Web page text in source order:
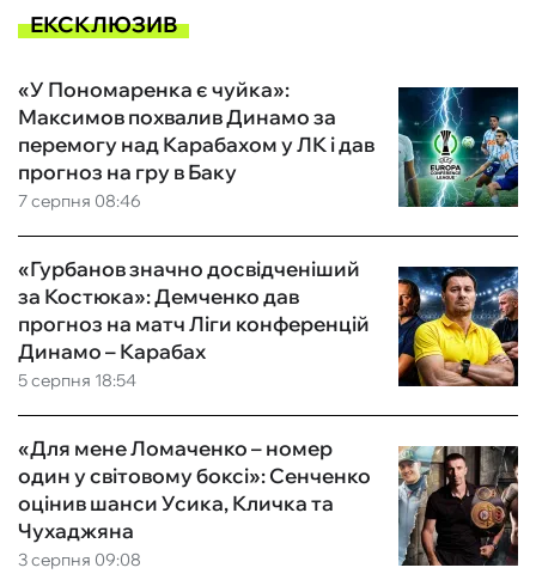
ЕКСКЛЮЗИВ
7 серпня 08:46
«У Пономаренка є чуйка»:
Максимов похвалив Динамо за
перемогу над Карабахом у ЛК і дав
прогноз на гру в Баку
5 серпня 18:54
«Гурбанов значно досвідченіший
за Костюка»: Демченко дав
прогноз на матч Ліги конференцій
Динамо – Карабах
3 серпня 09:08
«Для мене Ломаченко – номер
один у світовому боксі»: Сенченко
оцінив шанси Усика, Кличка та
Чухаджяна